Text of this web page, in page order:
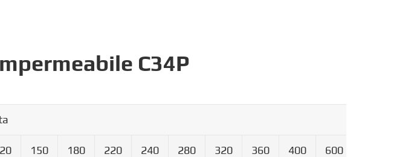
C34P
150 180 220 240 280 320 360 400 600